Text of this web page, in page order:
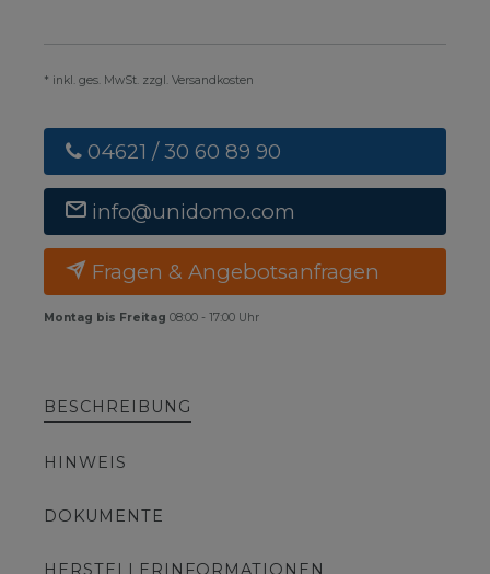
* inkl. ges. MwSt. zzgl. Versandkosten
04621 / 30 60 89 90
info@unidomo.com
Fragen & Angebotsanfragen
Montag bis Freitag 08:00 - 17:00 Uhr
BESCHREIBUNG
HINWEIS
DOKUMENTE
HERSTELLERINFORMATIONEN